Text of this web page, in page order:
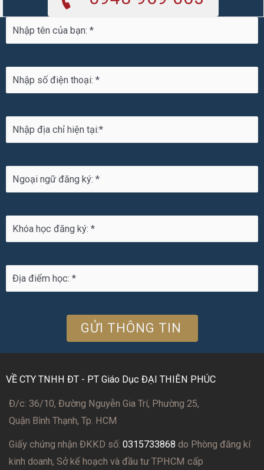
VỀ CTY TNHH ĐT - PT Giáo Dục ĐẠI THIÊN PHÚC
Đ/c: 36/10, Đường Nguyễn Gia Trí, Phường 25,
Quận Bình Thạnh, Tp. HCM
Giấy chứng nhận ĐKKD số: 0315733868 do Phòng đăng kí
kinh doanh, Sở kế hoạch và đầu tư TPHCM cấp